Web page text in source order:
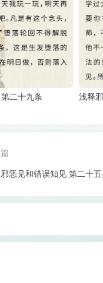
二十九条 浅释
篇
恶见和错误知见 第二十五